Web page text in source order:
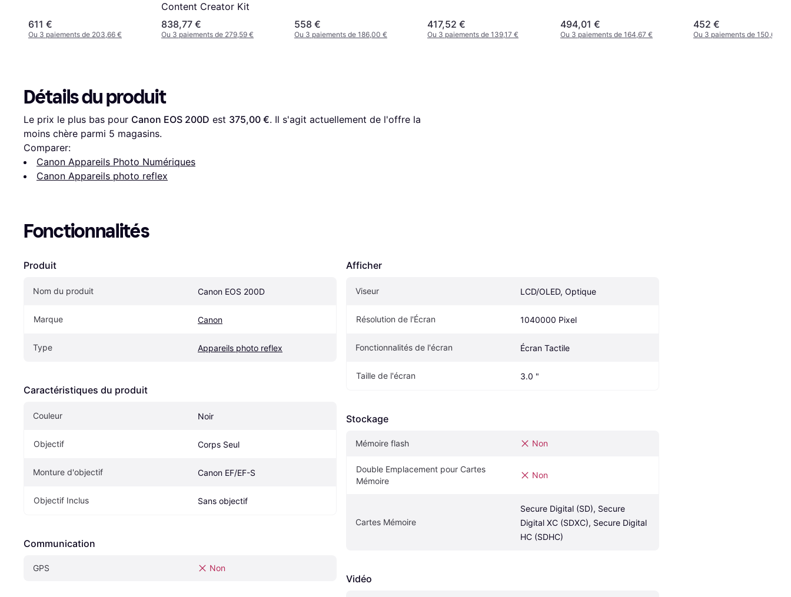
611 €
Ou 3 paiements de 203,66 €
Content Creator Kit
838,77 €
Ou 3 paiements de 279,59 €
558 €
Ou 3 paiements de 186,00 €
417,52 €
Ou 3 paiements de 139,17 €
494,01 €
Ou 3 paiements de 164,67 €
452 €
Ou 3 paiements de 150,66 €
Détails du produit
Le prix le plus bas pour Canon EOS 200D est 375,00 €. Il s'agit actuellement de l'offre la
moins chère parmi 5 magasins.
Comparer:
Canon Appareils Photo Numériques
Canon Appareils photo reflex
Fonctionnalités
Produit
Nom du produit Canon EOS 200D
Marque Canon
Type Appareils photo reflex
Caractéristiques du produit
Couleur Noir
Objectif Corps Seul
Monture d'objectif Canon EF/EF-S
Objectif Inclus Sans objectif
Communication
GPS Non
Afficher
Viseur LCD/OLED, Optique
Résolution de l'Écran 1040000 Pixel
Fonctionnalités de l'écran Écran Tactile
Taille de l'écran 3.0 "
Stockage
Mémoire flash Non
Double Emplacement pour Cartes
Mémoire
Non
Cartes Mémoire
Secure Digital (SD), Secure
Digital XC (SDXC), Secure Digital
HC (SDHC)
Vidéo